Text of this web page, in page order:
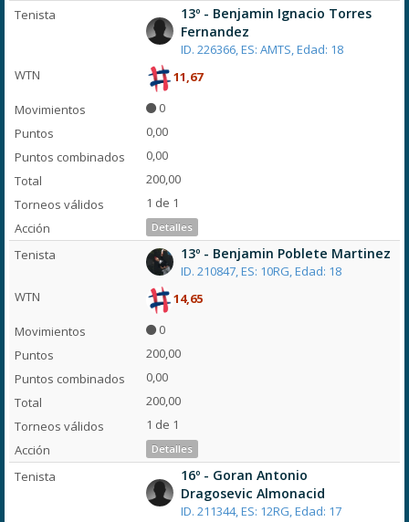
13º - Benjamin Ignacio Torres
Fernandez
ID. 226366, ES: AMTS, Edad: 18
11,67
0
0,00
0,00
200,00
1 de 1
Detalles
13º - Benjamin Poblete Martinez
ID. 210847, ES: 10RG, Edad: 18
14,65
0
200,00
0,00
200,00
1 de 1
Detalles
16º - Goran Antonio
Dragosevic Almonacid
ID. 211344, ES: 12RG, Edad: 17